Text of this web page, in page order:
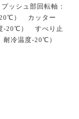
シュ部回転軸：
） カッター
-20℃） すべり止
耐冷温度-20℃）